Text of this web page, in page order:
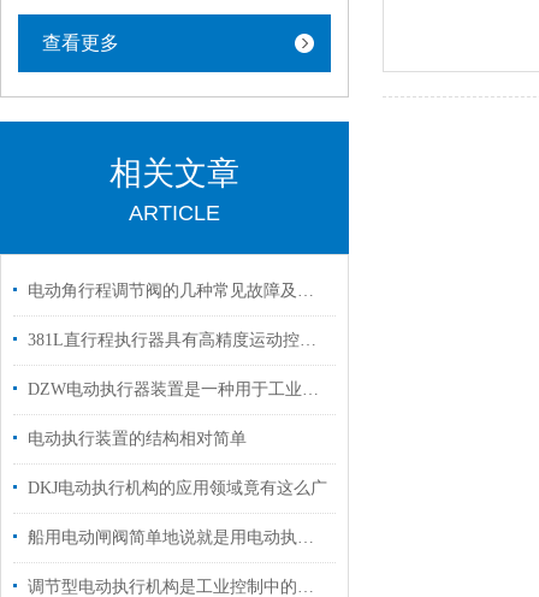
查看更多
相关文章
ARTICLE
电动角行程调节阀的几种常见故障及处理方法
381L直行程执行器具有高精度运动控制能力
DZW电动执行器装置是一种用于工业自动化控制的设备
电动执行装置的结构相对简单
DKJ电动执行机构的应用领域竟有这么广
船用电动闸阀简单地说就是用电动执行器控制的阀门
调节型电动执行机构是工业控制中的一个重要环节